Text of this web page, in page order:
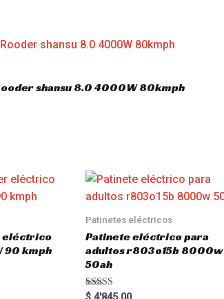
shansu 8.0 4000W 80kmph
eléctrico
90 kmph
Patinetes eléctricos
Patinete eléctrico para
adultos r803o15b 8000w
50ah
Rated